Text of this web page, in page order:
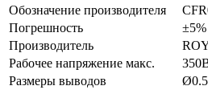
Обозначение производителя
Погрешность
±5%
Производитель
Рабочее напряжение макс.
Размеры выводов